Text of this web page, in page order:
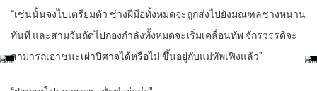
“เช่นนั้นจงไปเตรียมตัว ช่างฝีมือทั้งหมดจะถูกส่งไปยังมณฑลชางหนาน
ทันที และสามวันถัดไปกองกำลังทั้งหมดจะเริ่มเคลื่อนทัพ จักรวรรดิจะ
สามารถเอาชนะเผ่าปีศาจได้หรือไม่ ขึ้นอยู่กับแม่ทัพเฟิงแล้ว”